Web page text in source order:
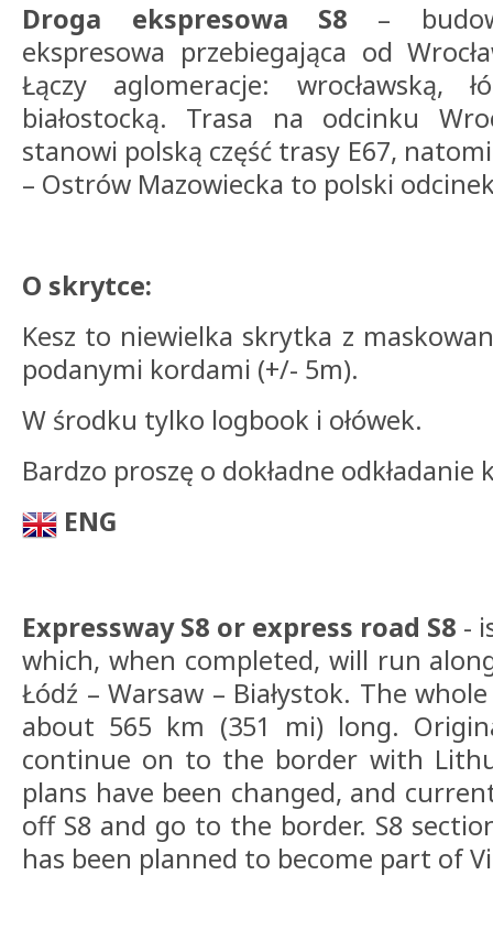
Droga ekspresowa S8 –
ekspresowa przebiegająca od
Łączy aglomeracje: wrocławską,
białostocką. Trasa na odcinku
stanowi polską część trasy E67,
– Ostrów Mazowiecka to polski
O skrytce:
Kesz to niewielka skrytka z
podanymi kordami (+/- 5m).
W środku tylko logbook i ołówek.
Bardzo proszę o dokładne odkładanie
ENG
Expressway S8 or express road S8 -
which, when completed, will run
Łódź – Warsaw – Białystok. The
about 565 km (351 mi) long.
continue on to the border with
plans have been changed, and
off S8 and go to the border. S8
has been planned to become part of